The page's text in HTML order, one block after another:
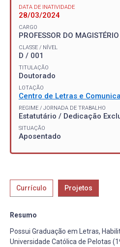
DATA DE INATIVIDADE
28/03/2024
CARGO
PROFESSOR DO
CLASSE / NÍVEL
D / 001
TITULAÇÃO
Doutorado
LOTAÇÃO
Centro de Letras e
REGIME / JORNADA DE TRABALHO
Estatutário / Dedicação
SITUAÇÃO
Aposentado
Currículo Projetos
Resumo
Possui Graduação em Letras,
Universidade Católica de Pelotas